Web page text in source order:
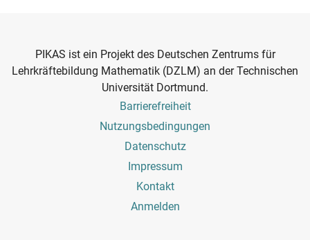
PIKAS ist ein Projekt des Deutschen Zentrums für
Lehrkräftebildung Mathematik (DZLM) an der Technischen
Universität Dortmund.
Barrierefreiheit
Nutzungsbedingungen
Datenschutz
Impressum
Kontakt
Anmelden